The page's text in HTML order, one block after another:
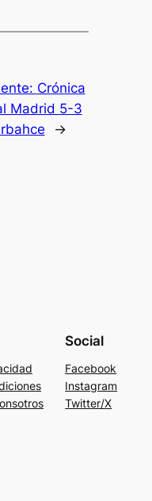
Crónica
Madrid 5-3
→
Social
Facebook
Instagram
Twitter/X